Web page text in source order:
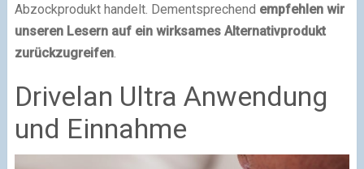
Abzockprodukt handelt. Dementsprechend empfehlen wir
unseren Lesern auf ein wirksames Alternativprodukt
zurückzugreifen.
Drivelan Ultra Anwendung
und Einnahme